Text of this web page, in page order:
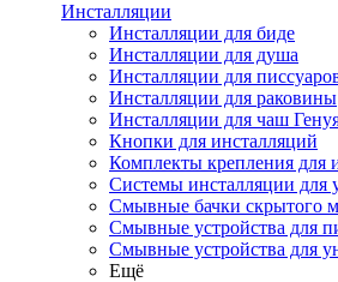
Инсталляции
Инсталляции для биде
Инсталляции для душа
Инсталляции для
Инсталляции для раковины
Инсталляции для чаш
Кнопки для инсталляций
Комплекты крепления для
Системы инсталляции для
Смывные бачки скрытого
Смывные устройства для
Смывные устройства для
Ещё